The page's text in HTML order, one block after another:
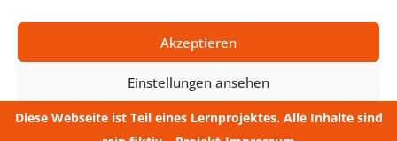
Akzeptieren
Einstellungen ansehen
DatenschutzImpressum
Diese Webseite ist Teil eines Lernprojektes. Alle Inhalte sind